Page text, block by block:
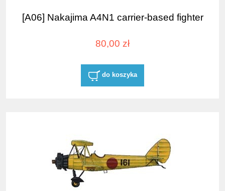
[A06] Nakajima A4N1 carrier-based fighter
80,00 zł
do koszyka